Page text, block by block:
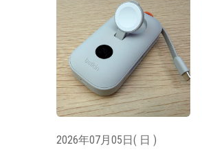
2026年07月05日( 日 )